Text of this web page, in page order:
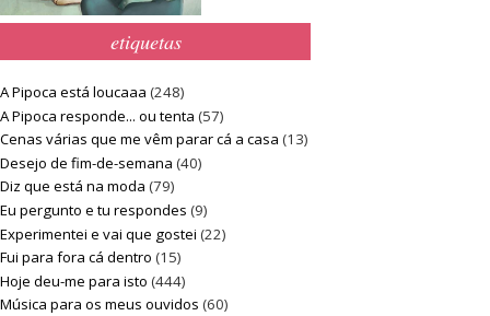
etiquetas
A Pipoca está loucaaa (248)
A Pipoca responde... ou tenta (57)
Cenas várias que me vêm parar cá a casa (13)
Desejo de fim-de-semana (40)
Diz que está na moda (79)
Eu pergunto e tu respondes (9)
Experimentei e vai que gostei (22)
Fui para fora cá dentro (15)
Hoje deu-me para isto (444)
Música para os meus ouvidos (60)